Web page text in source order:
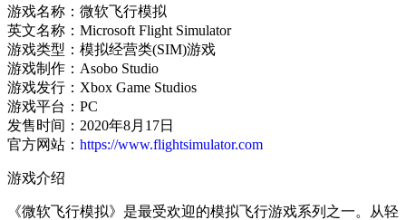
游戏名称：微软飞行模拟
英文名称：Microsoft Flight Simulator
游戏类型：模拟经营类(SIM)游戏
游戏制作：Asobo Studio
游戏发行：Xbox Game Studios
游戏平台：PC
发售时间：2020年8月17日
官方网站： https://www.flightsimulator.com
游戏介绍
《微软飞行模拟》是最受欢迎的模拟飞行游戏系列之一。从轻